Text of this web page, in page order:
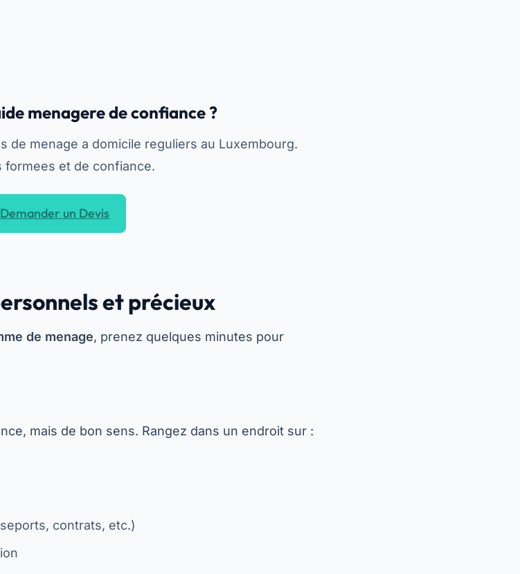
menagere de confiance ?
de menage a domicile reguliers au Luxembourg.
formees et de confiance.
Demander un Devis
et précieux
de menage, prenez quelques minutes pour
mais de bon sens. Rangez dans un endroit sur :
contrats, etc.)